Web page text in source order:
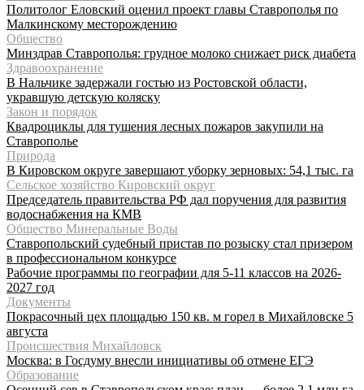
Политолог Еловский оценил проект главы Ставрополья по
Малкинскому месторождению
Общество
Минздрав Ставрополья: грудное молоко снижает риск диабета
Здравоохранение
В Нальчике задержали гостью из Ростовской области,
укравшую детскую коляску
Закон и порядок
Квадроциклы для тушения лесных пожаров закупили на
Ставрополье
Природа
В Кировском округе завершают уборку зерновых: 54,1 тыс. га
Сельское хозяйство Кировский округ
Председатель правительства РФ дал поручения для развития
водоснабжения на КМВ
Общество Минеральные Воды
Ставропольский судебный пристав по розыску стал призером
в профессиональном конкурсе
Рабочие программы по географии для 5-11 классов на 2026-
2027 год
Документы
Покрасочный цех площадью 150 кв. м горел в Михайловске 5
августа
Происшествия Михайловск
Москва: в Госдуму внесли инициативы об отмене ЕГЭ
Образование